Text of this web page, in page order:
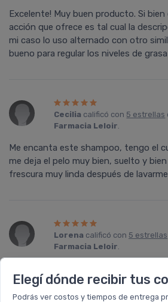
Elegí dónde recibir tus
Podrás ver costos y tiempos de entrega
Excelente! Muy buen producto. Si bien
acción que ofrece es tal cual la
mi caso lo uso alternado con otro
bueno para regular los niveles de
Cecilia calificó con 5 estrellas
Farmacia Leloir.
Me encanta este shampoo, tengo el
me deja el pelo muy bien, suelto y
frescura muy linda después de
Lorena calificó con 5 estrellas
Farmacia Leloir.
shampoo, específicamente es muy
grasos. Una lástima que no quede